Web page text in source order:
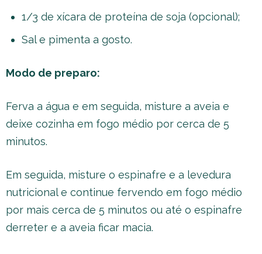
1/3 de xícara de proteína de soja (opcional);
Sal e pimenta a gosto.
Modo de preparo:
Ferva a água e em seguida, misture a aveia e
deixe cozinha em fogo médio por cerca de 5
minutos.
Em seguida, misture o espinafre e a levedura
nutricional e continue fervendo em fogo médio
por mais cerca de 5 minutos ou até o espinafre
derreter e a aveia ficar macia.